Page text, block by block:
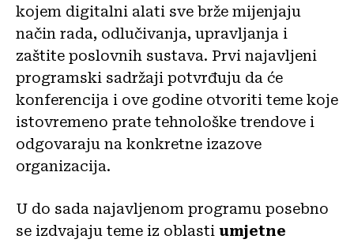
kojem digitalni alati sve brže mijenjaju
način rada, odlučivanja, upravljanja i
zaštite poslovnih sustava. Prvi najavljeni
programski sadržaji potvrđuju da će
konferencija i ove godine otvoriti teme koje
istovremeno prate tehnološke trendove i
odgovaraju na konkretne izazove
organizacija.
U do sada najavljenom programu posebno
se izdvajaju teme iz oblasti umjetne